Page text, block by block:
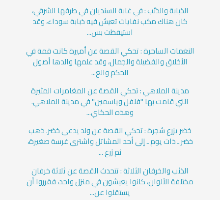
الذبابة والذئب : في غابة السنديان في طرفها الشرقي،
كان هناك مكب نفايات تعيش فيه ذبابة سوداء، وقد
استيقظت بس...
النغمات الساحرة : تحكي القصة عن أميرة كانت قمة في
الأخلاق والفضيلة والجمال، وقد علمها والدها أصول
الحكم والع...
مدينة الملاهي : تحكي القصة عن المغامرات المثيرة
التي قامت بها "فلفل وياسمين" في مدينة الملاهي.
وهذه الحكاي...
خضر يزرع شجرة : تحكي القصة عن ولد يدعى خضر. ذهب
خضر ـ ذات يوم ـ إلى أحد المشاتل واشترى غرسة صغيرة،
ثم زرع ...
الذئب والخرفان الثلاثة : تتحدث القصة عن ثلاثة خرفان
مختلفة الألوان، كانوا يعيشون في منزل واحد، فقرروا أن
يستقلوا عن...